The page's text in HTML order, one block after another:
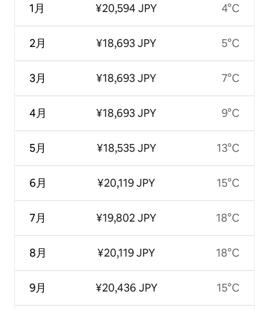
1月
2月
3月
4月
5月
6月
7月
8月
9月
¥20,594 JPY
¥18,693 JPY
¥18,693 JPY
¥18,693 JPY
¥18,535 JPY
¥20,119 JPY
¥19,802 JPY
¥20,119 JPY
¥20,436 JPY
4°C
5°C
7°C
9°C
13°C
15°C
18°C
18°C
15°C